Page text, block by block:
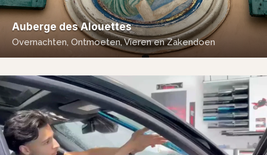
Auberge des Alouettes
Overnachten, Ontmoeten, Vieren en Zakendoen